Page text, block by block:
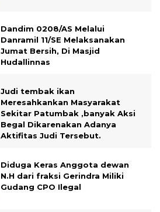
Dandim 0208/AS Melalui
Danramil 11/SE Melaksanakan
Jumat Bersih, Di Masjid
Hudallinnas
Judi tembak ikan
Meresahkankan Masyarakat
Sekitar Patumbak ,banyak Aksi
Begal Dikarenakan Adanya
Aktifitas Judi Tersebut.
Diduga Keras Anggota dewan
N.H dari fraksi Gerindra Miliki
Gudang CPO Ilegal